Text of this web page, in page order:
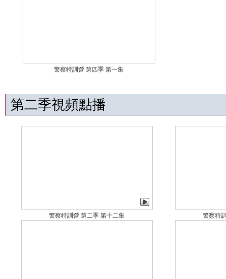
警察特訓營 第四季 第一集
第二季視頻點播
警察特訓營 第二季 第十二集 警察特